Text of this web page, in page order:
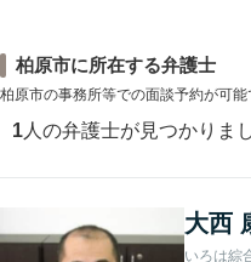
柏原市に所在する弁護士
柏原市の事務所等での面談予約が可能
1 人の弁護士が見つかりま
大西
いろは綜